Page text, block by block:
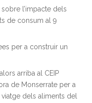
sobre l’impacte dels
de consum al 9
per a construir un
arriba al CEIP
de Monserrate per a
dels aliments del